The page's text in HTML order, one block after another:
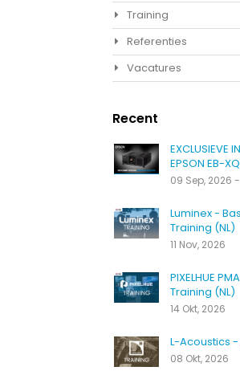
Training
Referenties
Vacatures
Recent
EXCLUSIEVE
EPSON EB-
09 Sep, 2026
Luminex -
Training (NL)
11 Nov, 2026
PIXELHUE
Training (NL)
14 Okt, 2026
L-Acoustics -
08 Okt, 2026